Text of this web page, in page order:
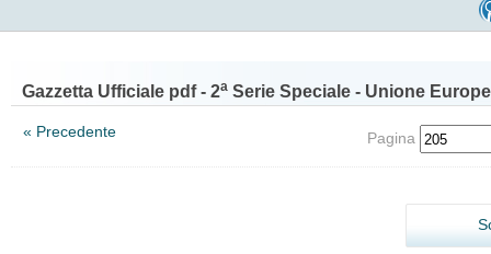
Gazzetta Ufficiale pdf - 2a Serie Speciale - Unione
« Precedente Pagina